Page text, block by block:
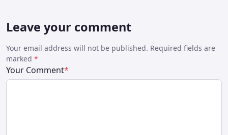
Leave your comment
Your email address will not be published. Required fields are
marked *
Your Comment*